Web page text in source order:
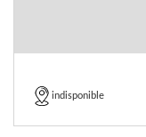
indisponible